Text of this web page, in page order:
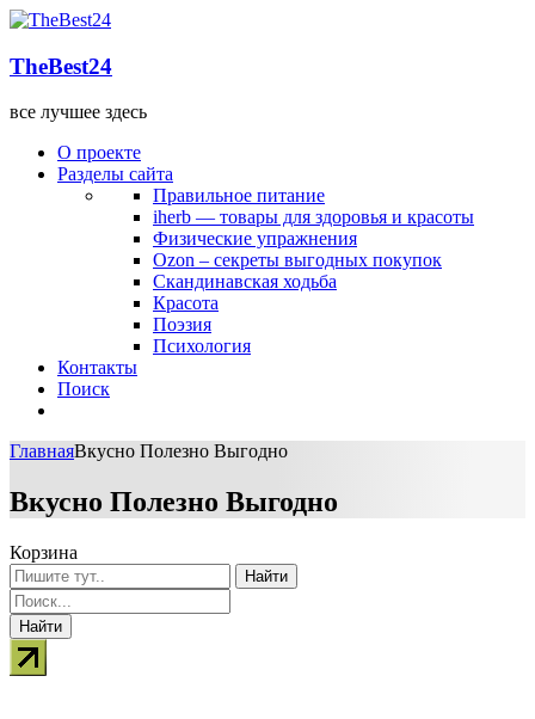
TheBest24
все лучшее здесь
О проекте
Разделы сайта
Правильное питание
iherb — товары для здоровья и красоты
Физические упражнения
Ozon – секреты выгодных покупок
Скандинавская ходьба
Красота
Поэзия
Психология
Контакты
Поиск
ГлавнаяВкусно Полезно Выгодно
Вкусно Полезно Выгодно
Корзина